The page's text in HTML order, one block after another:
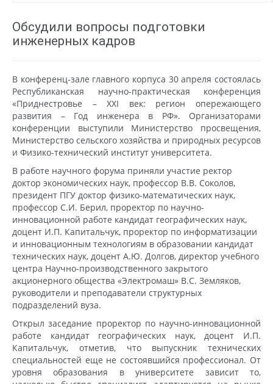
Обсудили вопросы подготовки
инженерных кадров
В конференц-зале главного корпуса 30 апреля состоялась
Республиканская научно-практическая конференция
«Приднестровье – XXI век: регион опережающего
развития – Год инженера в РФ». Организаторами
конференции выступили Министерство просвещения,
Министерство сельского хозяйства и природных ресурсов
и Физико-технический институт университета.
В работе научного форума приняли участие ректор
доктор экономических наук, профессор В.В. Соколов,
президент ПГУ доктор физико-математических наук,
профессор С.И. Берил, проректор по научно-
инновационной работе кандидат географических наук,
доцент И.П. Капитальчук, проректор по информатизации
и инновационным технологиям в образовании кандидат
технических наук, доцент А.Ю. Долгов, директор учебного
центра Научно-производственного закрытого
акционерного общества «Электромаш» В.С. Земляков,
руководители и преподаватели структурных
подразделений вуза.
Открыл заседание проректор по научно-инновационной
работе кандидат географических наук, доцент И.П.
Капитальчук, отметив, что выпускник технических
специальностей еще не состоявшийся профессионал. От
уровня образования в университете зависит то,